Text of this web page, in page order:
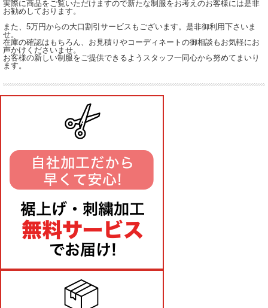
実際に商品をご覧いただけますので新たな制服をお考えのお客様には是非
お勧めしております。
また、5万円からの大口割引サービスもございます。是非御利用下さいま
せ。
在庫の確認はもちろん、お見積りやコーディネートの御相談もお気軽にお
声かけくださいませ。
お客様の新しい制服をご提供できるようスタッフ一同心から努めてまいり
ます。